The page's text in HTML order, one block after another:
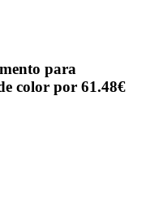
para
color por 61.48€